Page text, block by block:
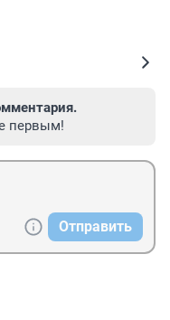
первым!
Отправить